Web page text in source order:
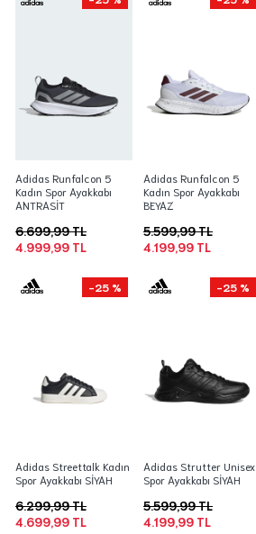
Adidas Runfalcon 5
Kadın Spor Ayakkabı
ANTRASİT
4.999,99 TL
6.699,99 TL
Adidas Runfalcon 5
Kadın Spor Ayakkabı
BEYAZ
4.199,99 TL
5.599,99 TL
-25 %
Adidas Streettalk Kadın
Spor Ayakkabı SİYAH
4.699,99 TL
6.299,99 TL
-25 %
Adidas Strutter Unisex
Spor Ayakkabı SİYAH
4.199,99 TL
5.599,99 TL